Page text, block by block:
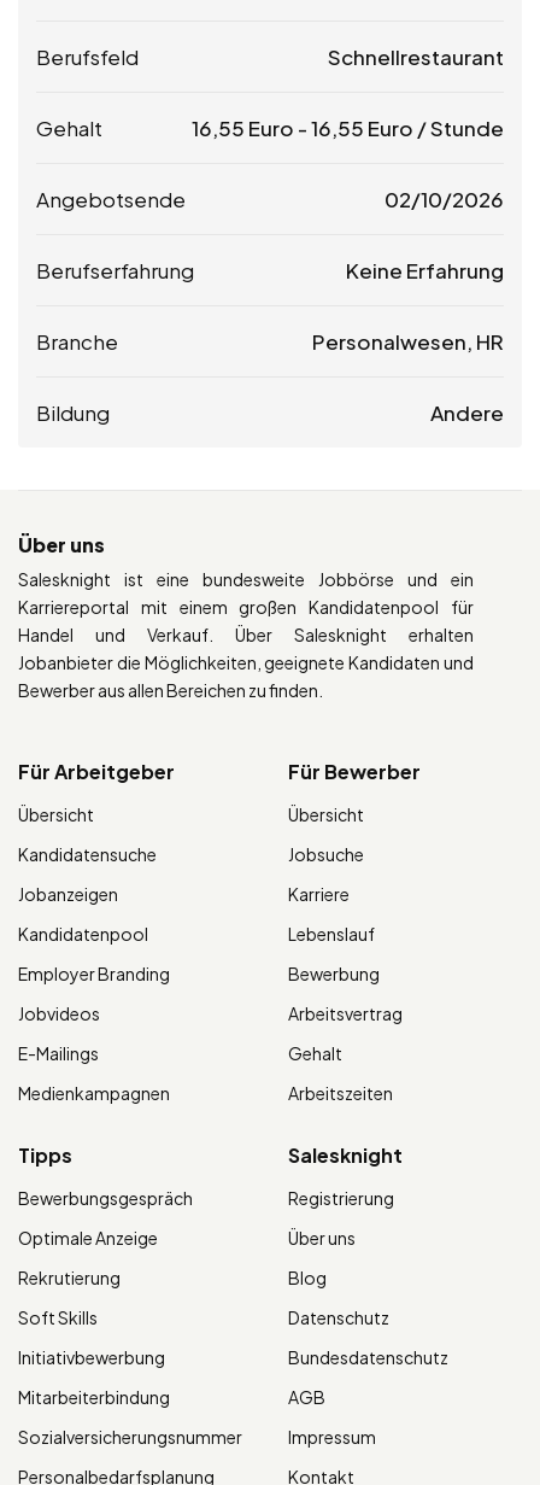
Berufsfeld Schnellrestaurant
Gehalt 16,55 Euro -16,55 Euro / Stunde
Angebotsende 02/10/2026
Berufserfahrung Keine Erfahrung
Branche Personalwesen, HR
Bildung Andere
Über uns
Salesknight ist eine bundesweite Jobbörse und ein
Karriereportal mit einem großen Kandidatenpool für
Handel und Verkauf. Über Salesknight erhalten
Jobanbieter die Möglichkeiten, geeignete Kandidaten und
Bewerber aus allen Bereichen zu finden.
Für Arbeitgeber
Übersicht
Kandidatensuche
Jobanzeigen
Kandidatenpool
Employer Branding
Jobvideos
E-Mailings
Medienkampagnen
Für Bewerber
Übersicht
Jobsuche
Karriere
Lebenslauf
Bewerbung
Arbeitsvertrag
Gehalt
Arbeitszeiten
Tipps
Bewerbungsgespräch
Optimale Anzeige
Rekrutierung
Soft Skills
Initiativbewerbung
Mitarbeiterbindung
Sozialversicherungsnummer
Personalbedarfsplanung
Salesknight
Registrierung
Über uns
Blog
Datenschutz
Bundesdatenschutz
AGB
Impressum
Kontakt